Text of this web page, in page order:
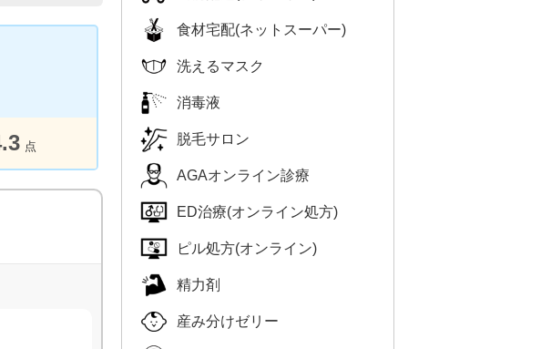
点
食材宅配(ネットスーパー)
洗えるマスク
消毒液
脱毛サロン
AGAオンライン診療
ED治療(オンライン処方)
ピル処方(オンライン)
精力剤
産み分けゼリー